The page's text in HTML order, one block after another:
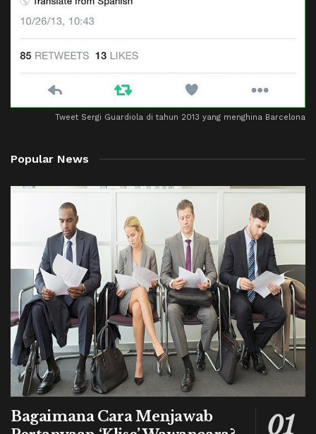
Tweet Sergi Guardiola di tahun 2013 yang menghina Barcelona
Popular News
Bagaimana Cara Menjawab